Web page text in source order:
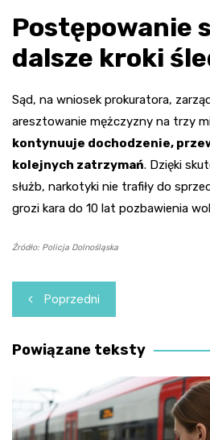
Postępowanie
dalsze kroki
Sąd, na wniosek prokuratora,
aresztowanie mężczyzny na trzy
kontynuuje dochodzenie,
kolejnych zatrzymań. Dzięki
służb, narkotyki nie trafiły do
grozi kara do 10 lat pozbawienia
Źródło: Policja Dolnośląska
Nawigacja
wpisu
Poprzedni
Powiązane teksty